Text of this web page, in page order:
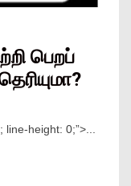
பெறப்
height: 0;”> ...